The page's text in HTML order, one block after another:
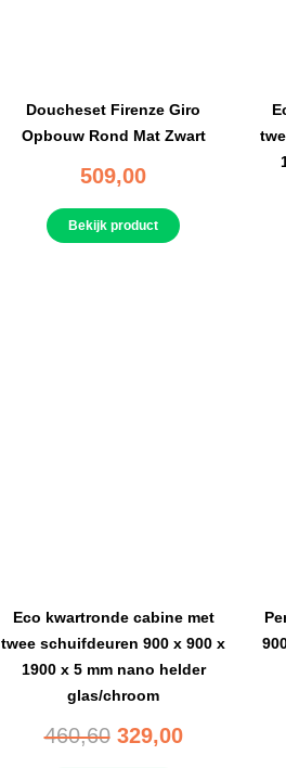
Doucheset Firenze Giro
Opbouw Rond Mat Zwart
509,00
Bekijk product
Eco kwartronde cabine met
twee schuifdeuren 900 x 900 x
1900 x 5 mm nano helder
glas/chroom
460,60 329,00